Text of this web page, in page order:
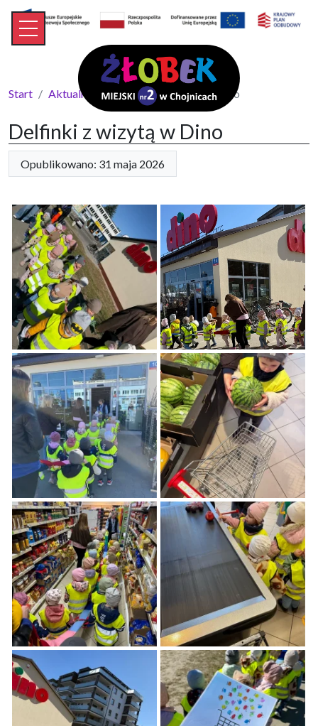
Start Aktualności Delfinki z wizytą w Dino
Delfinki z wizytą w Dino
Opublikowano: 31 maja 2026